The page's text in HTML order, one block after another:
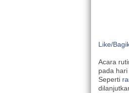
Like/
Acara
pada
Seperti